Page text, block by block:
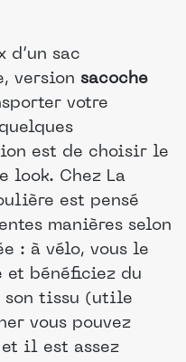
sac
version sacoche
votre
est de choisir le
look. Chez La
est pensé
manières selon
: à vélo, vous le
et bénéficiez du
son tissu (utile
vous pouvez
il est assez